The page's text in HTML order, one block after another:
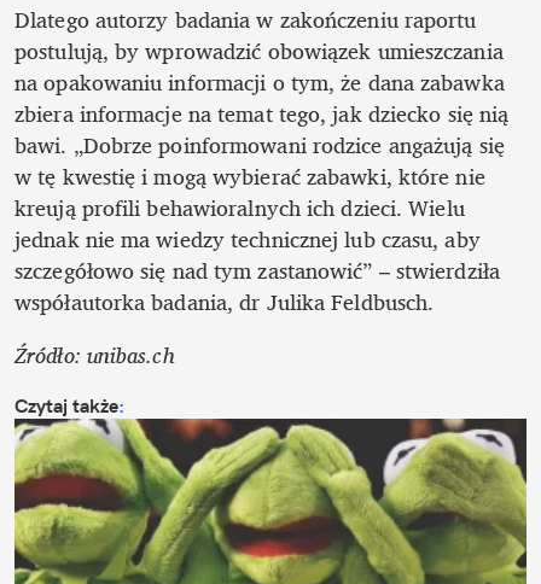
Dlatego autorzy badania w zakończeniu raportu
postulują, by wprowadzić obowiązek umieszczania
na opakowaniu informacji o tym, że dana zabawka
zbiera informacje na temat tego, jak dziecko się nią
bawi. „Dobrze poinformowani rodzice angażują się
w tę kwestię i mogą wybierać zabawki, które nie
kreują profili behawioralnych ich dzieci. Wielu
jednak nie ma wiedzy technicznej lub czasu, aby
szczegółowo się nad tym zastanowić” – stwierdziła
współautorka badania, dr Julika Feldbusch.
Źródło: unibas.ch
Czytaj także: